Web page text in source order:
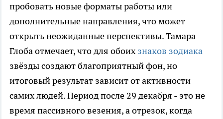
пробовать новые форматы работы или
дополнительные направления, что может
открыть неожиданные перспективы. Тамара
Глоба отмечает, что для обоих знаков зодиака
звёзды создают благоприятный фон, но
итоговый результат зависит от активности
самих людей. Период после 29 декабря - это не
время пассивного везения, а отрезок, когда